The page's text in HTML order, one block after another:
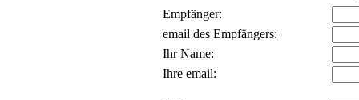
Empfänger:
email des Empfängers:
Ihr Name:
Ihre email: